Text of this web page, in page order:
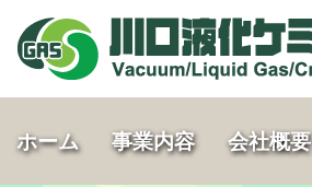
ホーム 事業内容 会社概要